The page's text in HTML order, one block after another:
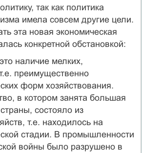
так как политика
имела совсем другие цели.
эта новая экономическая
конкретной обстановкой:
наличие мелких,
преимущественно
форм хозяйствования.
в котором занята большая
состояло из
т.е. находилось на
стадии. В промышленности
войны было разрушено в